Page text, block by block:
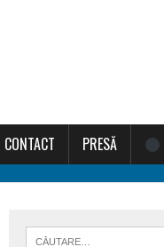
CONTACT PRESĂ